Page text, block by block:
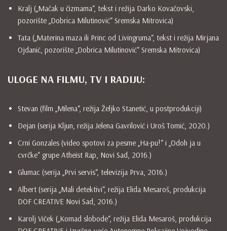
Kralj („Mačak u čizmama“, tekst i režija Darko Kovačovski,
pozorište „Dobrica Milutinović“ Sremska Mitrovica)
Tata („Materina maza ili Princ od Livingruma“, tekst i režija Mirjana
Ojdanić, pozorište „Dobrica Milutinović“ Sremska Mitrovica)
ULOGE NA FILMU, TV I RADIJU:
Stevan (film „Milena“, režija Željko Stanetić, u postprodukciji)
Dejan (serija Kljun, režija Jelena Gavrilović i Uroš Tomić, 2020.)
Crni Gonzales (video spotovi za pesme „Ha-pu!“ i „Odoh ja u
cvrčke“ grupe Atheist Rap, Novi Sad, 2016.)
Glumac (serija „Prvi servis“, televizija Prva, 2016.)
Albert (serija „Mali detektivi“, režija Elida Mesaroš, produkcija
DOF CREATIVE Novi Sad, 2016.)
Karolj Viček („Komad slobode“, režija Elida Mesaroš, produkcija